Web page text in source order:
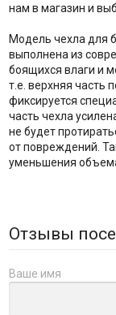
нам в магазин и
Модель чехла для
выполнена из
боящихся влаги и
т.е. верхняя часть
фиксируется
часть чехла
не будет
от повреждений.
уменьшения
Отзывы
Ваше имя